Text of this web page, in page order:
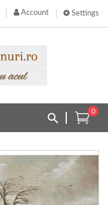
Settings
Account
0